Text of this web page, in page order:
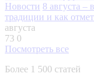
Новости 8 августа –
традиции и как
августа
73 0
Посмотреть все
Более 1 500 статей